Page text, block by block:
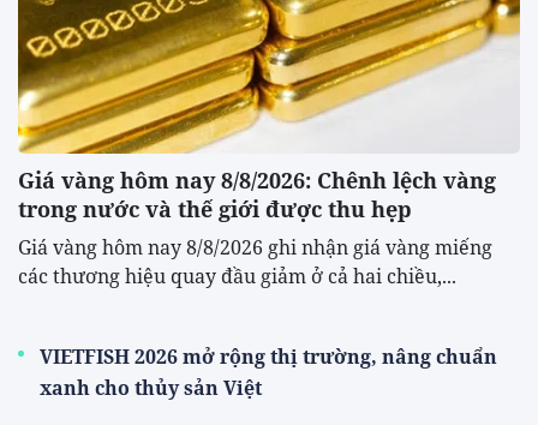
Giá vàng hôm nay 8/8/2026: Chênh lệch vàng
trong nước và thế giới được thu hẹp
Giá vàng hôm nay 8/8/2026 ghi nhận giá vàng miếng
các thương hiệu quay đầu giảm ở cả hai chiều,...
VIETFISH 2026 mở rộng thị trường, nâng chuẩn
xanh cho thủy sản Việt